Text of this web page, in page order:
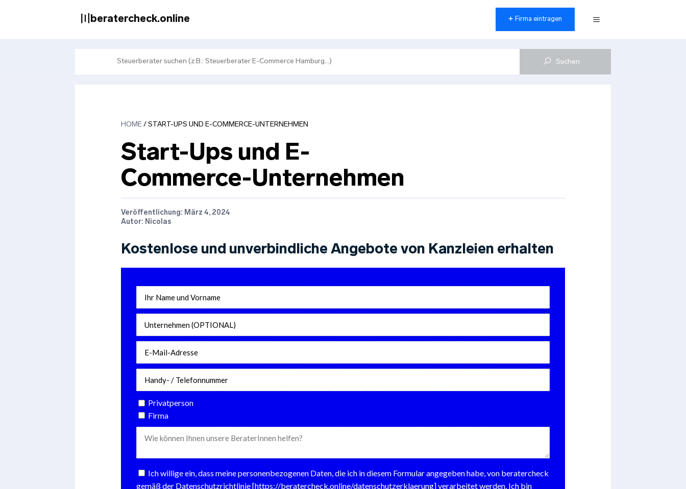
〣beratercheck.online Firma eintragen
HOME / START-UPS UND E-COMMERCE-UNTERNEHMEN
Start-Ups und E-
Commerce-Unternehmen
Veröffentlichung: März 4, 2024
Autor: Nicolas
Kostenlose und unverbindliche Angebote von Kanzleien erhalten